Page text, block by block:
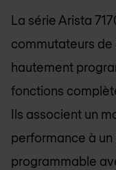
La série Arista
commutateurs de
hautement
fonctions
Ils associent un
performance à
programmable